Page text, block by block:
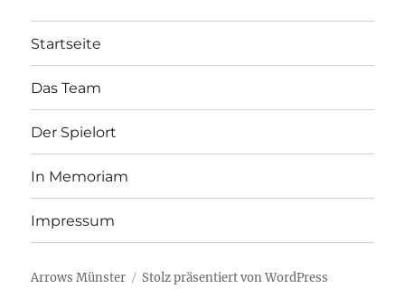
Startseite
Das Team
Der Spielort
In Memoriam
Impressum
Arrows Münster Stolz präsentiert von WordPress